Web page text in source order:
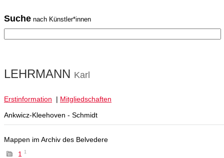
Suche nach Künstler*innen
LEHRMANN Karl
Erstinformation | Mitgliedschaften
Ankwicz-Kleehoven - Schmidt
Mappen im Archiv des Belvedere
1
1